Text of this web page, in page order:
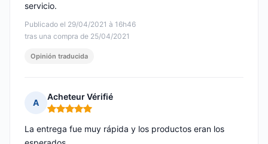
Publicado el 29/04/2021 à 16h46
tras una compra de 25/04/2021
servicio.
Opinión traducida
A
Acheteur Vérifié
Nota: 5 de 5
La entrega fue muy rápida y los productos eran los